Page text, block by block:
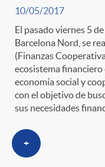
10/05/2017
El pasado viernes 5
Barcelona Nord, se
(Finanzas
ecosistema
economía social y
con el objetivo de
sus necesidades
+